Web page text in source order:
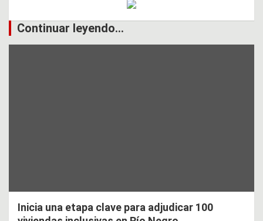
Continuar leyendo...
Inicia una etapa clave para adjudicar 100